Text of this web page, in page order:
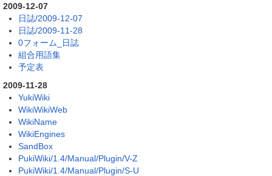
2009-12-07
日誌/2009-12-07
日誌/2009-11-28
0フォーム_日誌
組合用語集
予定表
2009-11-28
YukiWiki
WikiWikiWeb
WikiName
WikiEngines
SandBox
PukiWiki/1.4/Manual/Plugin/V-Z
PukiWiki/1.4/Manual/Plugin/S-U